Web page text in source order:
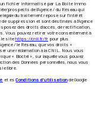
fichier informatisé par La Boite Immo
prospects de l'Agence / du Réseau qui
légale du traitement repose sur l'intérêt
de suppression et sont destinées à l'Agence
des droits d’accès, de rectification,
Vous pouvez retirer votre consentement à
le sitehttps://cnil.fr/fr pour plus
/ le Réseau, que vos droits «
une réclamation à la CNIL. Nous vous
« Bloctel », sur laquelle vous pouvez
des Données personnelles, nous vous
libre.
et es Conditions d'utilisation de Google